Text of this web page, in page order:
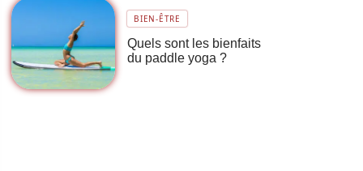
BIEN-ÊTRE
Quels sont les bienfaits
du paddle yoga ?